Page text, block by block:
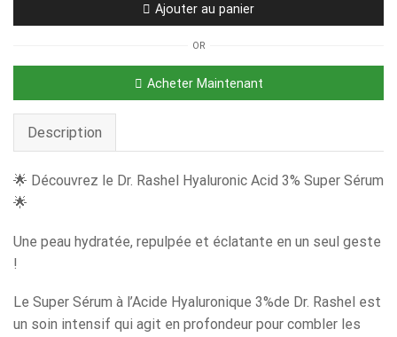
Ajouter au panier
OR
Acheter Maintenant
Description
🌟 Découvrez le Dr. Rashel Hyaluronic Acid 3% Super Sérum
🌟
Une peau hydratée, repulpée et éclatante en un seul geste
!
Le Super Sérum à l’Acide Hyaluronique 3%de Dr. Rashel est
un soin intensif qui agit en profondeur pour combler les